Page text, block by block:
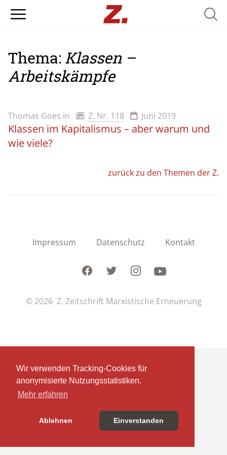
Wir verwenden Tracking-Cookies für
anonymisierte Nutzungsstatistiken.
Mehr erfahren
Ablehnen Einverstanden
Thema: Klassen –
Arbeitskämpfe
Thomas Goes in Z. Nr. 118 Juni 2019
Klassen im Kapitalismus – aber warum und
wie viele?
zurück zu den Themen der Z.
Impressum Datenschutz Kontakt
FacebookTwitterInstagramYoutube
© 2026 Z. Zeitschrift Marxistische Erneuerung